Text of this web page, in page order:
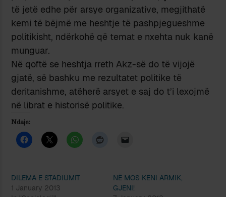
të jetë edhe për arsye organizative, megjithatë
kemi të bëjmë me heshtje të pashpjegueshme
politikisht, ndërkohë që temat e nxehta nuk kanë
munguar.
Në qoftë se heshtja rreth Akz-së do të vijojë
gjatë, së bashku me rezultatet politike të
deritanishme, atëherë arsyet e saj do t’i lexojmë
në librat e historisë politike.
Ndaje:
DILEMA E STADIUMIT
1 January 2013
NË MOS KENI ARMIK,
GJENI!